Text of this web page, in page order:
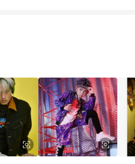
買以下類別商品，將無法獲
全館商品。 4. 如取消訂
惠後之最終發票金額計算，
訂單如有使用東森購物
東森幣、樂透金、東森現金
東森購物ETMall之結帳頁面
品最高回饋點數」機制(特
一訂單中同一商品不論件數
物所設定的回饋機制為準。